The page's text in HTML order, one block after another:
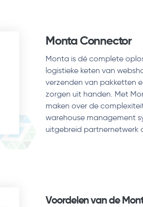
Monta Connector
Monta is dé complete
logistieke keten van
verzenden van pakketten
zorgen uit handen. Met
maken over de
warehouse management
uitgebreid partnernetwerk
Voordelen van de